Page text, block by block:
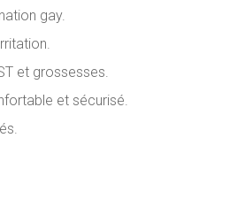
gay.
et grossesses.
et sécurisé.